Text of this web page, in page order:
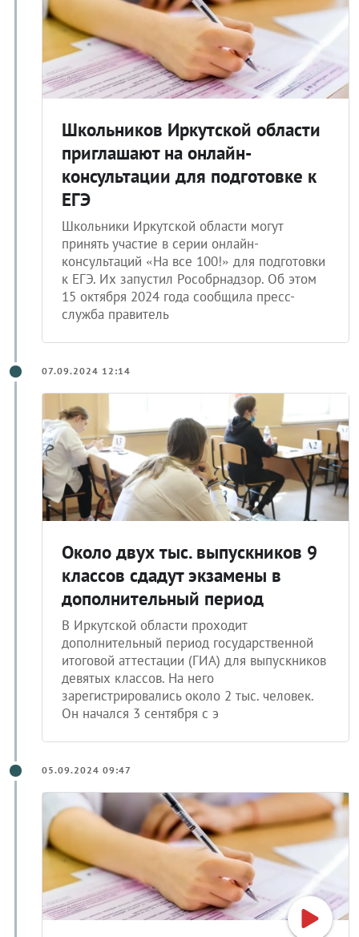
Школьников Иркутской области
приглашают на онлайн-
консультации для подготовке к
ЕГЭ
Школьники Иркутской области могут
принять участие в серии онлайн-
консультаций «На все 100!» для подготовки
к ЕГЭ. Их запустил Рособрнадзор. Об этом
15 октября 2024 года сообщила пресс-
служба правитель
07.09.2024 12:14
Около двух тыс. выпускников 9
классов сдадут экзамены в
дополнительный период
В Иркутской области проходит
дополнительный период государственной
итоговой аттестации (ГИА) для выпускников
девятых классов. На него
зарегистрировались около 2 тыс. человек.
Он начался 3 сентября с э
05.09.2024 09:47